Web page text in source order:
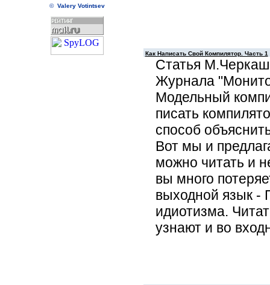
© Valery Votintsev
Как Написать Свой Компилятор. Часть 1
Статья
Журнала
Модельный
писать
способ
Вот мы и
можно читать и
вы много
выходной язык -
идиотизма.
узнают и во